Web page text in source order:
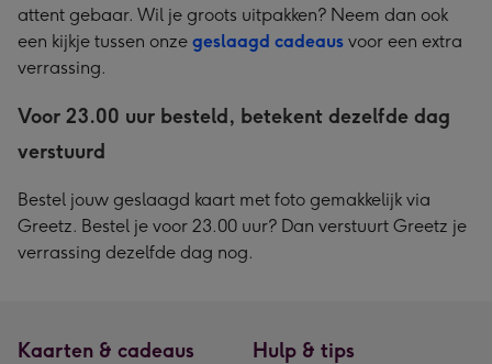
attent gebaar. Wil je groots uitpakken? Neem dan ook
een kijkje tussen onze geslaagd cadeaus voor een extra
verrassing.
Voor 23.00 uur besteld, betekent dezelfde dag
verstuurd
Bestel jouw geslaagd kaart met foto gemakkelijk via
Greetz. Bestel je voor 23.00 uur? Dan verstuurt Greetz je
verrassing dezelfde dag nog.
Kaarten & cadeaus Hulp & tips